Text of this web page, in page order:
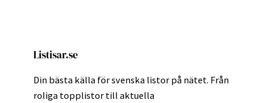
Listisar.se
Din bästa källa för svenska listor på nätet. Från
roliga topplistor till aktuella